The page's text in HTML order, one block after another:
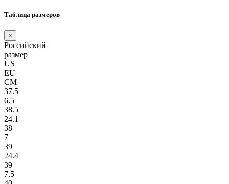
Таблица размеров
×
Российский
размер
US
EU
СМ
37.5
6.5
38.5
24.1
38
7
39
24.4
39
7.5